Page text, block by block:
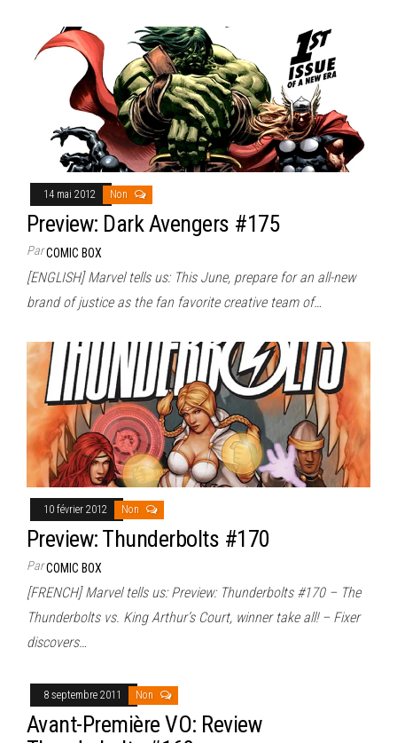
14 mai 2012 Non
Preview: Dark Avengers #175
ParCOMIC BOX
[ENGLISH] Marvel tells us: This June, prepare for an all-new
brand of justice as the fan favorite creative team of…
10 février 2012 Non
Preview: Thunderbolts #170
ParCOMIC BOX
[FRENCH] Marvel tells us: Preview: Thunderbolts #170 – The
Thunderbolts vs. King Arthur’s Court, winner take all! – Fixer
discovers…
8 septembre 2011 Non
Avant-Première VO: Review